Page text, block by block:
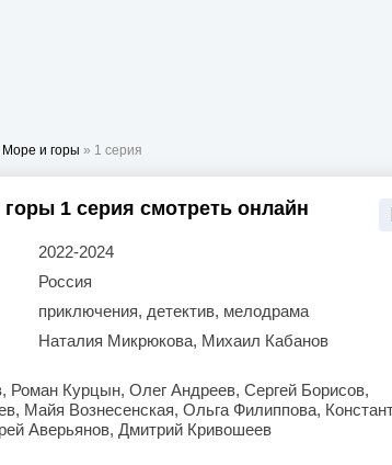
и горы » 1 серия
1 серия смотреть онлайн
2022-2024
Россия
приключения, детектив, мелодрама
Наталия Микрюкова, Михаил Кабанов
Роман Курцын, Олег Андреев, Сергей Борисов,
Майя Вознесенская, Ольга Филиппова,
Аверьянов, Дмитрий Кривошеев